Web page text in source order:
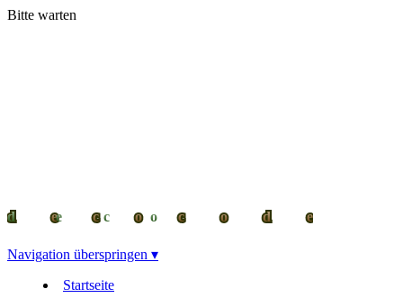
Bitte warten
decocode
decocode
deco
Navigation überspringen ▾
Startseite